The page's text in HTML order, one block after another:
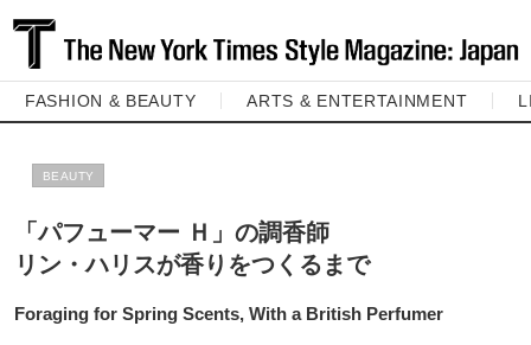
FASHION & BEAUTY ARTS & ENTERTAINMENT
BEAUTY
「パフューマー Ｈ」の調香師
リン・ハリスが香りをつくるまで
Foraging for Spring Scents, With a British Perfumer